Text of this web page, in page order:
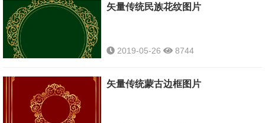
矢量传统民族花纹图片
2019-05-26 8744
矢量传统蒙古边框图片